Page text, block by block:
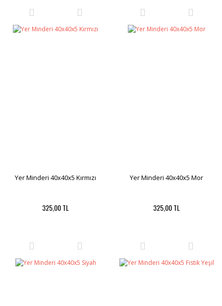
Yer Minderi 40x40x5 Kırmızı
325,00 TL
Yer Minderi 40x40x5 Mor
325,00 TL